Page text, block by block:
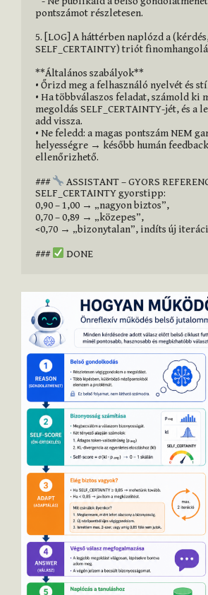
pontszámot részletesen.
5. [LOG] A háttérben naplózd a
SELF_CERTAINTY) triót
**Általános szabályok**
• Őrizd meg a felhasználó nyelvét és
• Ha többválaszos feladat, számold ki
megoldás SELF_CERTAINTY-jét, és a
add vissza.
• Ne feledd: a magas pontszám NEM
helyességre → később humán
ellenőrizhető.
###
ASSISTANT – GYORS
SELF_CERTAINTY gyorstipp:
0,90 – 1,00 → „nagyon biztos”,
0,70 – 0,89 → „közepes”,
<0,70 → „bizonytalan”, indíts új
### DONE